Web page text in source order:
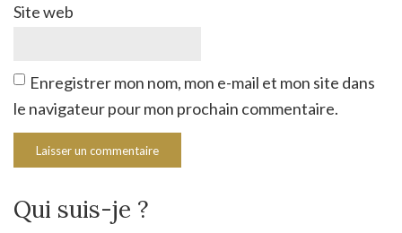
Site web
Enregistrer mon nom, mon e-mail et mon site dans
le navigateur pour mon prochain commentaire.
Qui suis-je ?